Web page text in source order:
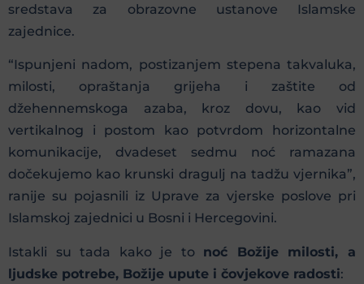
sredstava za obrazovne ustanove Islamske
zajednice.
“Ispunjeni nadom, postizanjem stepena takvaluka,
milosti, opraštanja grijeha i zaštite od
džehennemskoga azaba, kroz dovu, kao vid
vertikalnog i postom kao potvrdom horizontalne
komunikacije, dvadeset sedmu noć ramazana
dočekujemo kao krunski dragulj na tadžu vjernika”,
ranije su pojasnili iz Uprave za vjerske poslove pri
Islamskoj zajednici u Bosni i Hercegovini.
Istakli su tada kako je to noć Božije milosti, a
ljudske potrebe, Božije upute i čovjekove radosti: